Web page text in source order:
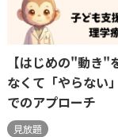
【はじめの"動き"
なくて「やらない
でのアプローチ
見放題